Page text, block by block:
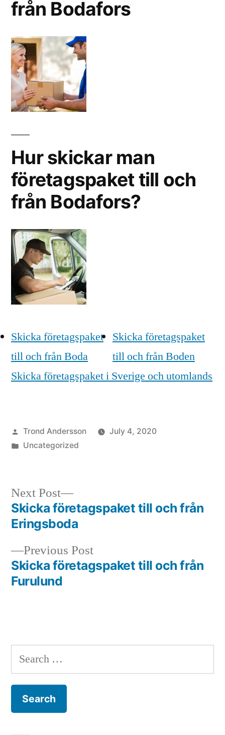
från Bodafors
Hur skickar man
företagspaket till och
från Bodafors?
Skicka företagspaket
till och från Boda
Skicka företagspaket
till och från Boden
Skicka företagspaket i Sverige och utomlands
Posted
by
Trond Andersson
July 4, 2020
Posted
Uncategorized
Post
navigation
Previous PostPrevious
post:
Skicka företagspaket till och från
Furulund
Next Post
Next
post:
Skicka företagspaket till och från
Eringsboda
Search
for: